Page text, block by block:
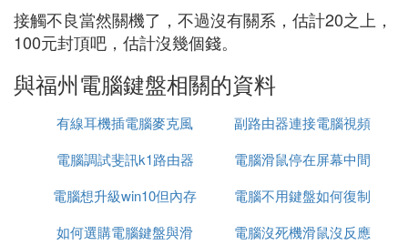
接觸不良當然關機了，不過沒有關系，估計20之上，
100元封頂吧，估計沒幾個錢。
與福州電腦鍵盤相關的資料
有線耳機插電腦麥克風
副路由器連接電腦視頻
電腦調試斐訊k1路由器
電腦滑鼠停在屏幕中間
怎麼解決
電腦想升級win10但內存
不夠
電腦不用鍵盤如何復制
如何選購電腦鍵盤與滑
電腦沒死機滑鼠沒反應